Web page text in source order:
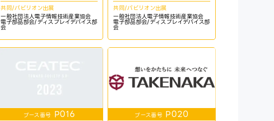
共同/パビリオン出展
一般社団法人電子情報技術産業協会
電子部品部会/ディスプレイデバイス部
会
共同/パビリオン出展
一般社団法人電子情報技術産業協会
電子部品部会/ディスプレイデバイス部
会
ブース番号 P016 ブース番号P020